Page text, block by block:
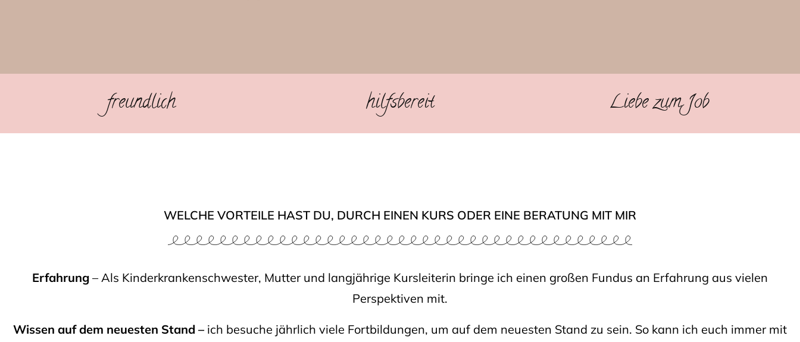
freundlich hilfsbereit Liebe zum Job
WELCHE VORTEILE HAST DU, DURCH EINEN KURS ODER EINE BERATUNG MIT MIR
Erfahrung – Als Kinderkrankenschwester, Mutter und langjährige Kursleiterin bringe ich einen großen Fundus an Erfahrung aus vielen
Perspektiven mit.
Wissen auf dem neuesten Stand –ich besuche jährlich viele Fortbildungen, um auf dem neuesten Stand zu sein. So kann ich euch immer mit